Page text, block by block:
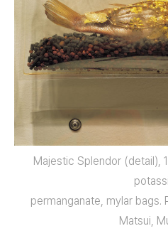
Majestic Splendor (detail),
permanganate, mylar bags.
Matsui,